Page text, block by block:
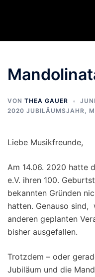
VON THEA GAUER
2020 JUBILÄUMSJAHR,
Liebe Musikfreunde,
Am 14.06. 2020 hatte
e.V. ihren 100.
bekannten Gründen
hatten. Genauso sind,
anderen geplanten
bisher ausgefallen.
Trotzdem – oder
Jubiläum und die